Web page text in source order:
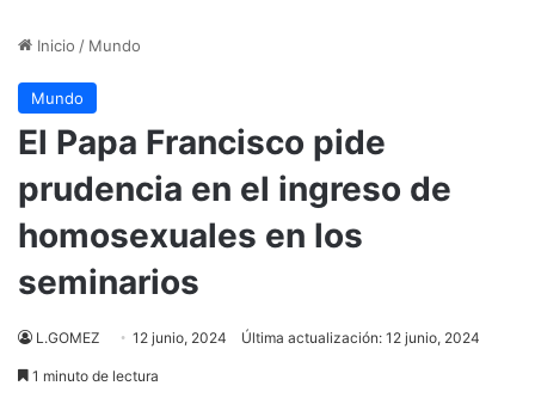
Inicio / Mundo
Mundo
El Papa Francisco pide
prudencia en el ingreso de
homosexuales en los
seminarios
L.GOMEZ 12 junio, 2024 Última actualización: 12 junio, 2024
1 minuto de lectura